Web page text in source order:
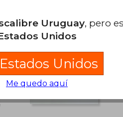
Uruguay, pero
Unidos
Unidos
Me quedo aquí